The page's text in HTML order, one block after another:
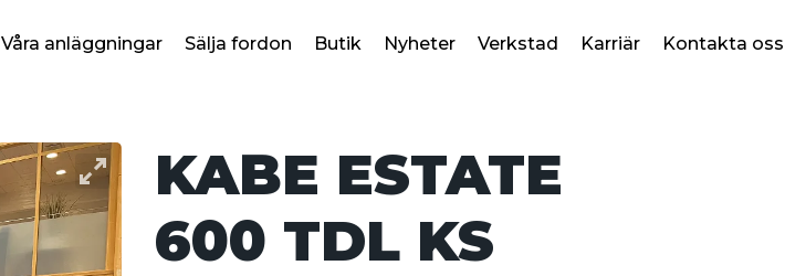
Våra anläggningar Sälja fordon Butik Nyheter Verkstad Karriär Kontakta oss
KABE ESTATE
600 TDL KS